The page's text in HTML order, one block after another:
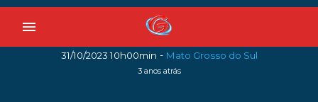
menu
31/10/2023 10h00min - Mato Grosso do Sul
3 anos atrás